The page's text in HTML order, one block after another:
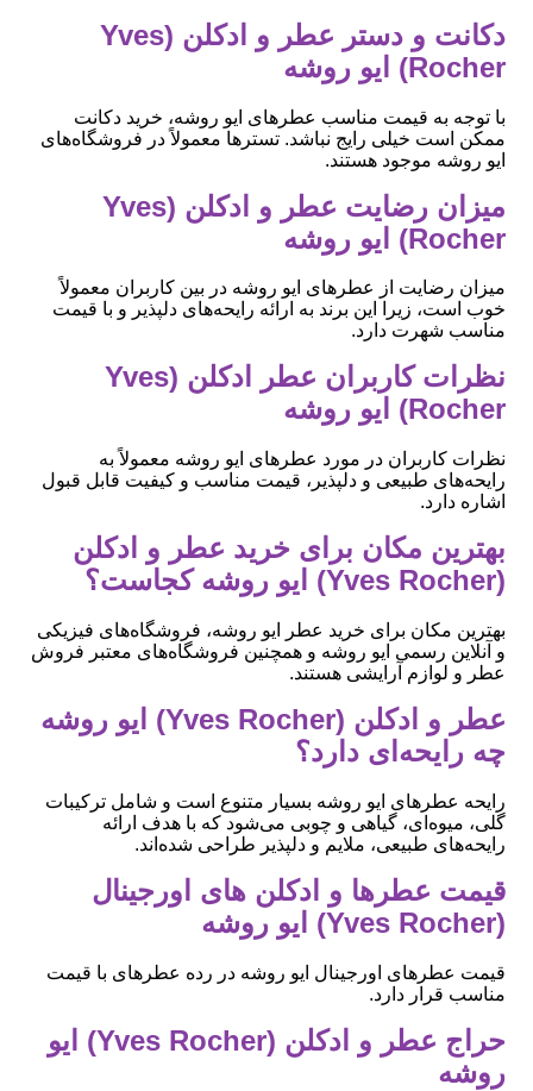
دکانت و دستر عطر و ادکلن (Yves
Rocher) ایو روشه
با توجه به قیمت مناسب عطرهای ایو روشه، خرید دکانت
ممکن است خیلی رایج نباشد. تسترها معمولاً در فروشگاه‌های
ایو روشه موجود هستند.
میزان رضایت عطر و ادکلن (Yves
Rocher) ایو روشه
میزان رضایت از عطرهای ایو روشه در بین کاربران معمولاً
خوب است، زیرا این برند به ارائه رایحه‌های دلپذیر و با قیمت
مناسب شهرت دارد.
نظرات کاربران عطر ادکلن (Yves
Rocher) ایو روشه
نظرات کاربران در مورد عطرهای ایو روشه معمولاً به
رایحه‌های طبیعی و دلپذیر، قیمت مناسب و کیفیت قابل قبول
اشاره دارد.
بهترین مکان برای خرید عطر و ادکلن
(Yves Rocher) ایو روشه کجاست؟
بهترین مکان برای خرید عطر ایو روشه، فروشگاه‌های فیزیکی
و آنلاین رسمی ایو روشه و همچنین فروشگاه‌های معتبر فروش
عطر و لوازم آرایشی هستند.
عطر و ادکلن (Yves Rocher) ایو روشه
چه رایحه‌ای دارد؟
رایحه عطرهای ایو روشه بسیار متنوع است و شامل ترکیبات
گلی، میوه‌ای، گیاهی و چوبی می‌شود که با هدف ارائه
رایحه‌های طبیعی، ملایم و دلپذیر طراحی شده‌اند.
قیمت عطرها و ادکلن های اورجینال
(Yves Rocher) ایو روشه
قیمت عطرهای اورجینال ایو روشه در رده عطرهای با قیمت
مناسب قرار دارد.
حراج عطر و ادکلن (Yves Rocher) ایو
روشه